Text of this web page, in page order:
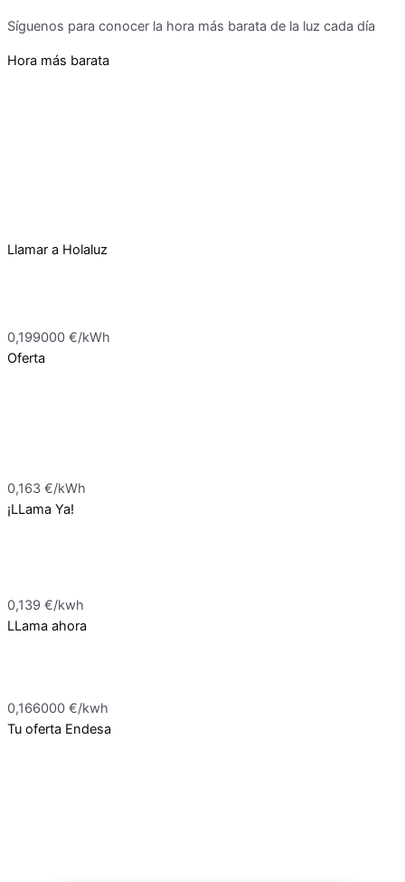
Síguenos para conocer la hora más barata de la luz cada día
Hora más barata
Llamar a Holaluz
0,199000 €/kWh
Oferta
0,163 €/kWh
¡LLama Ya!
0,139 €/kwh
LLama ahora
0,166000 €/kwh
Tu oferta Endesa